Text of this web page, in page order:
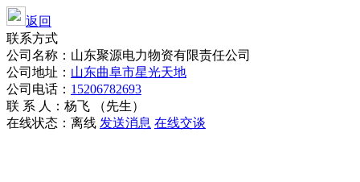
返回
联系方式
公司名称：山东聚源电力物资有限责任公司
公司地址： 山东曲阜市星光天地
公司电话： 15206782693
联 系 人：杨飞 （先生）
在线状态： 离线 发送消息 在线交谈